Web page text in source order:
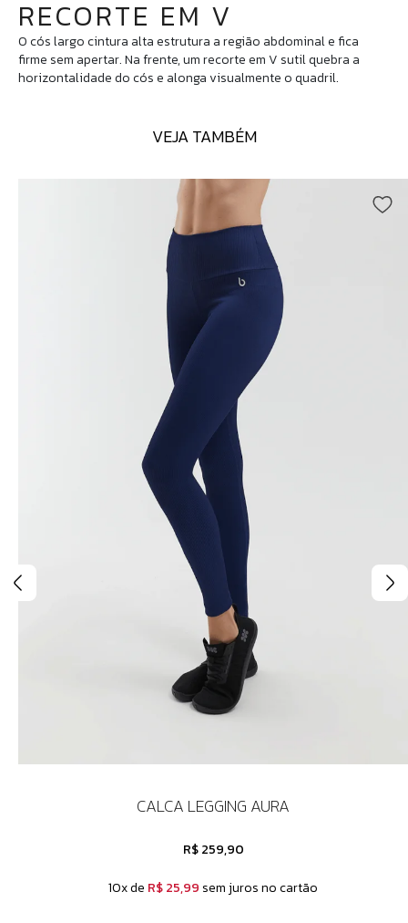
RECORTE EM V
O cós largo cintura alta estrutura a região abdominal e fica
firme sem apertar. Na frente, um recorte em V sutil quebra a
horizontalidade do cós e alonga visualmente o quadril.
VEJA TAMBÉM
CALCA LEGGING AURA
R$ 259,90
10x de R$ 25,99 sem juros no cartão